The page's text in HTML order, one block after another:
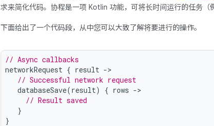
求来简化代码。协程是一项 Kotlin 功能，可将长时间运行的任务（
下面给出了一个代码段，从中您可以大致了解将要进行的操作。
// Async callbacks
networkRequest { result ->
// Successful network request
databaseSave(result) { rows ->
// Result saved
}
}